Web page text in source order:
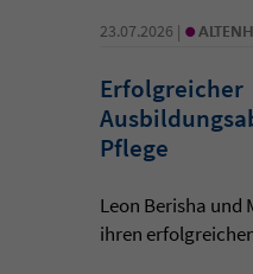
23.07.2026 | •
Erfolgreicher
Pflege
Leon Berisha und
ihren